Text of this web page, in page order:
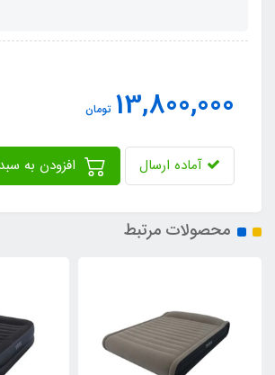
13,800,000 تومان
آماده ارسال
محصولات مرتبط